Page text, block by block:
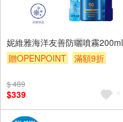
妮維雅海洋友善防曬噴霧200ml
贈OPENPOINT
滿額9折
$ 489
$339